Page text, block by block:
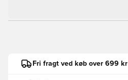
Fri fragt ved køb over 699 kr